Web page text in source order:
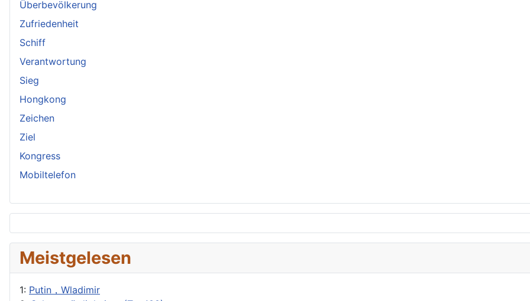
Überbevölkerung
Zufriedenheit
Schiff
Verantwortung
Sieg
Hongkong
Zeichen
Ziel
Kongress
Mobiltelefon
Meistgelesen
1: Putin，Wladimir